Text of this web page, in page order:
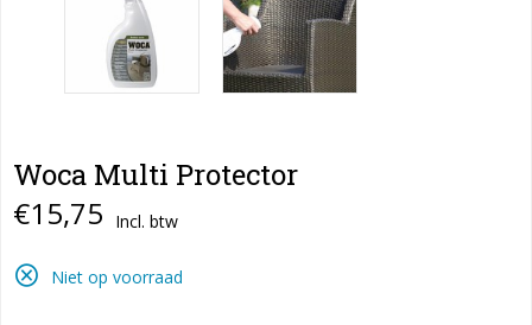
Woca Multi Protector
€15,75 Incl. btw
Niet op voorraad